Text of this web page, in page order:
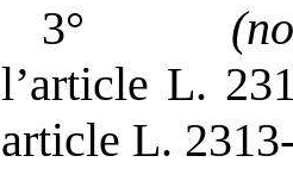
3°
l’article L.
article L.